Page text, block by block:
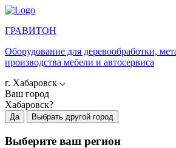
ГРАВИТОН
Оборудование для деревообработки,
производства мебели и автосервиса
г. Хабаровск
Ваш город
Хабаровск?
Да Выбрать другой город
Выберите ваш регион